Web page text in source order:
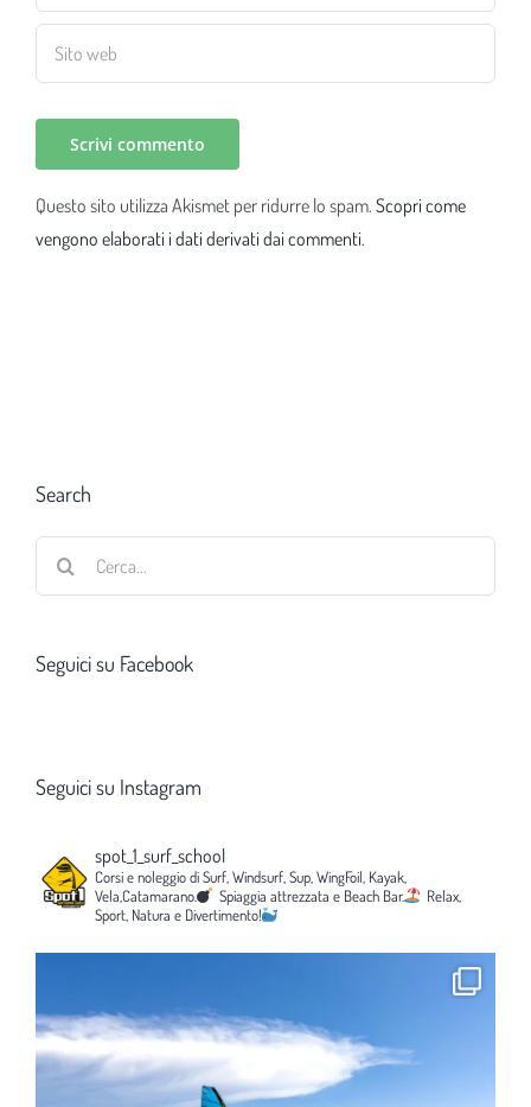
Questo sito utilizza Akismet per ridurre lo spam. Scopri come
vengono elaborati i dati derivati dai commenti.
Search
Seguici su Facebook
Seguici su Instagram
spot_1_surf_school
Corsi e noleggio di Surf, Windsurf, Sup, WingFoil, Kayak,
Vela,Catamarano.
Spiaggia attrezzata e Beach Bar.
Relax,
Sport, Natura e Divertimento!